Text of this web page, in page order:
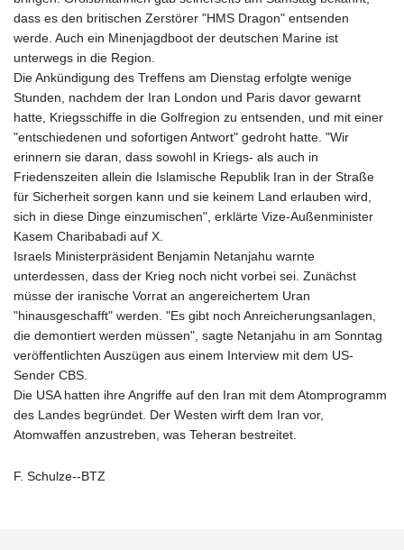
dass es den britischen Zerstörer "HMS Dragon" entsenden
werde. Auch ein Minenjagdboot der deutschen Marine ist
unterwegs in die Region.
Die Ankündigung des Treffens am Dienstag erfolgte wenige
Stunden, nachdem der Iran London und Paris davor gewarnt
hatte, Kriegsschiffe in die Golfregion zu entsenden, und mit einer
"entschiedenen und sofortigen Antwort" gedroht hatte. "Wir
erinnern sie daran, dass sowohl in Kriegs- als auch in
Friedenszeiten allein die Islamische Republik Iran in der Straße
für Sicherheit sorgen kann und sie keinem Land erlauben wird,
sich in diese Dinge einzumischen", erklärte Vize-Außenminister
Kasem Charibabadi auf X.
Israels Ministerpräsident Benjamin Netanjahu warnte
unterdessen, dass der Krieg noch nicht vorbei sei. Zunächst
müsse der iranische Vorrat an angereichertem Uran
"hinausgeschafft" werden. "Es gibt noch Anreicherungsanlagen,
die demontiert werden müssen", sagte Netanjahu in am Sonntag
veröffentlichten Auszügen aus einem Interview mit dem US-
Sender CBS.
Die USA hatten ihre Angriffe auf den Iran mit dem Atomprogramm
des Landes begründet. Der Westen wirft dem Iran vor,
Atomwaffen anzustreben, was Teheran bestreitet.
F. Schulze--BTZ